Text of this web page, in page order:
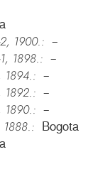
1900.: –
1898.: –
1894.: –
1892.: –
1890.: –
1888.: Bogota